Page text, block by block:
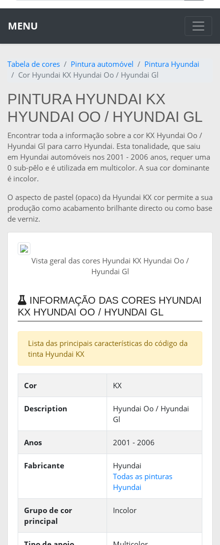
MENU
Tabela de cores Pintura automóvel
Pintura Hyundai
Cor Hyundai KX Hyundai Oo / Hyundai Gl
PINTURA HYUNDAI KX
HYUNDAI OO / HYUNDAI GL
Encontrar toda a informação sobre a cor KX Hyundai Oo /
Hyundai Gl para carro Hyundai. Esta tonalidade, que saiu
em Hyundai automóveis nos 2001 - 2006 anos, requer uma
0 sub-pêlo e é utilizada em multicolor. A sua cor dominante
é incolor.
O aspecto de pastel (opaco) da Hyundai KX cor permite a sua
produção como acabamento brilhante directo ou como base
de verniz.
Vista geral das cores Hyundai KX Hyundai Oo /
Hyundai Gl
INFORMAÇÃO DAS CORES HYUNDAI
KX HYUNDAI OO / HYUNDAI GL
Lista das principais características do código da
tinta Hyundai KX
Cor KX
Description
Hyundai Oo / Hyundai
Gl
Anos 2001 - 2006
Fabricante
Hyundai
Todas as pinturas
Hyundai
Grupo de cor
principal
Incolor